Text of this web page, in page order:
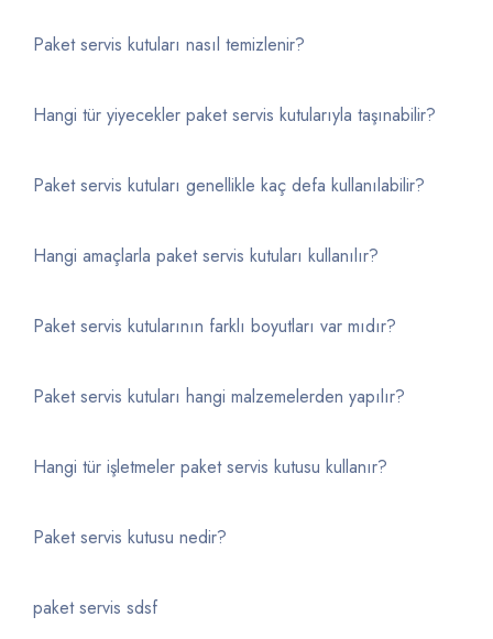
Paket servis kutuları nasıl temizlenir?
Hangi tür yiyecekler paket servis kutularıyla taşınabilir?
Paket servis kutuları genellikle kaç defa kullanılabilir?
Hangi amaçlarla paket servis kutuları kullanılır?
Paket servis kutularının farklı boyutları var mıdır?
Paket servis kutuları hangi malzemelerden yapılır?
Hangi tür işletmeler paket servis kutusu kullanır?
Paket servis kutusu nedir?
paket servis sdsf